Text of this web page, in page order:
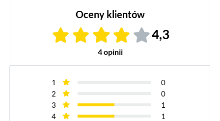
Oceny klientów
4,3
4 opinii
1
0
2
0
3
1
4
1